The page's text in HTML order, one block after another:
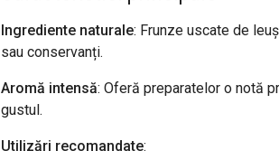
Ingrediente naturale: Frunze uscate de
sau conservanți.
Aromă intensă: Oferă preparatelor o notă
gustul.
Utilizări recomandate: